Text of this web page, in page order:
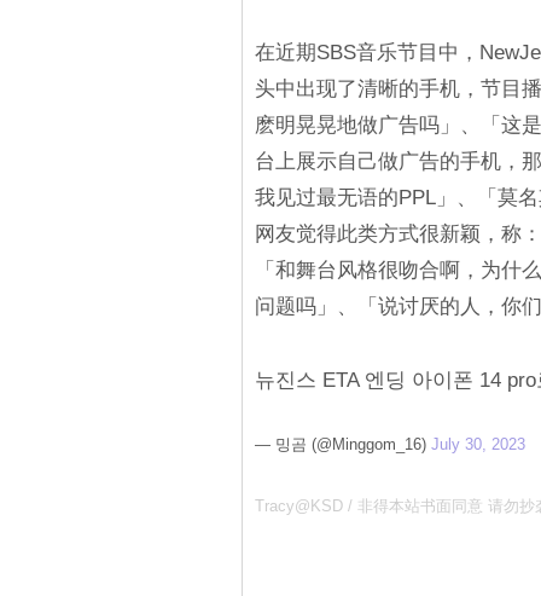
在近期SBS音乐节目中，
头中出现了清晰的手机，节目
麽明晃晃地做广告吗」、「这
台上展示自己做广告的手机，
我见过最无语的PPL」、「莫
网友觉得此类方式很新颖，称
「和舞台风格很吻合啊，为什
问题吗」、「说讨厌的人，你
뉴진스 ETA 엔딩 아이폰 14
— 밍곰 (@Minggom_16) July 30, 2023
Tracy@KSD / 非得本站书面同意 请勿